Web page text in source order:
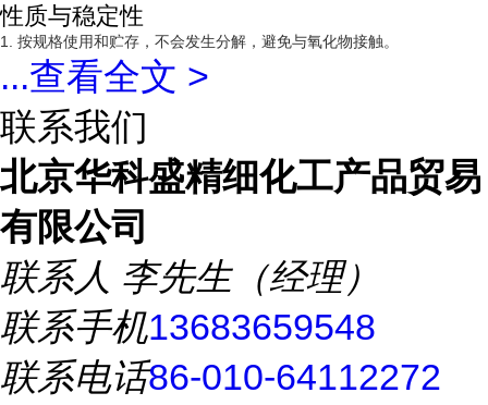
性质与稳定性
1. 按规格使用和贮存，不会发生分解，避免与氧化物接触。
...查看全文 >
联系我们
北京华科盛精细化工产品贸易
有限公司
联系人 李先生（经理）
联系手机13683659548
联系电话86-010-64112272